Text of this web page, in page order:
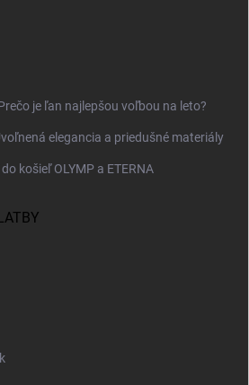
je ľan najlepšou voľbou na leto?
elegancia a priedušné materiály
košieľ OLYMP a ETERNA